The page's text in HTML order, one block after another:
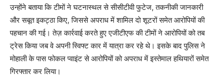
उन्होंने बताया कि टीमों ने घटनास्थल से सीसीटीवी फुटेज, तकनीकी जानकारी
और सबूत इकट्ठा किए, जिससे अपराध में शामिल दो शूटरों समेत आरोपियों की
पहचान की गई। तेज़ कार्रवाई करते हुए एजीटीएफ की टीमों ने आरोपियों को तब
ट्रेस किया जब वे अपनी स्विफ्ट कार में यात्रा कर रहे थे। इसके बाद पुलिस ने
मोहाली के पास फोकल प्वाइंट से आरोपियों को अपराध में इस्तेमाल हथियारों समेत
गिरफ्तार कर लिया।